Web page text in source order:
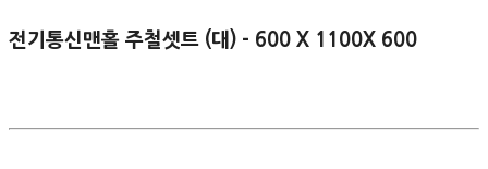
전기통신맨홀 주철셋트 (대) - 600 X 1100X 600